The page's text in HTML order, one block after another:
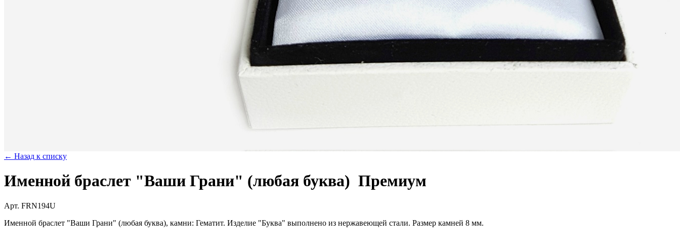
← Назад к списку
Именной браслет "Ваши Грани" (любая буква) Премиум
Арт. FRN194U
Именной браслет "Ваши Грани" (любая буква), камни: Гематит. Изделие "Буква" выполнено из нержавеющей стали. Размер камней 8 мм.